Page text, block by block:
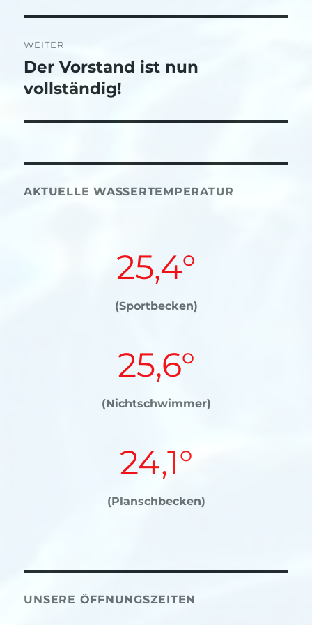
WEITER
Nächster
Beitrag:
Der Vorstand ist nun
vollständig!
AKTUELLE WASSERTEMPERATUR
25,4°
(Sportbecken)
25,6°
(Nichtschwimmer)
24,1°
(Planschbecken)
UNSERE ÖFFNUNGSZEITEN